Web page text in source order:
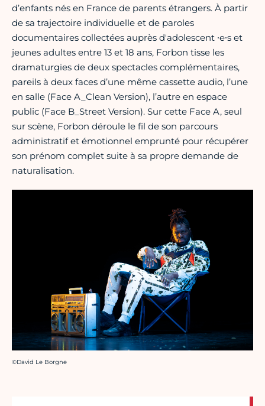
d’enfants nés en France de parents étrangers. À partir
de sa trajectoire individuelle et de paroles
documentaires collectées auprès d'adolescent ⸱e⸱s et
jeunes adultes entre 13 et 18 ans, Forbon tisse les
dramaturgies de deux spectacles complémentaires,
pareils à deux faces d’une même cassette audio, l’une
en salle (Face A_Clean Version), l’autre en espace
public (Face B_Street Version). Sur cette Face A, seul
sur scène, Forbon déroule le fil de son parcours
administratif et émotionnel emprunté pour récupérer
son prénom complet suite à sa propre demande de
naturalisation.
Crédit photo :
©David Le Borgne